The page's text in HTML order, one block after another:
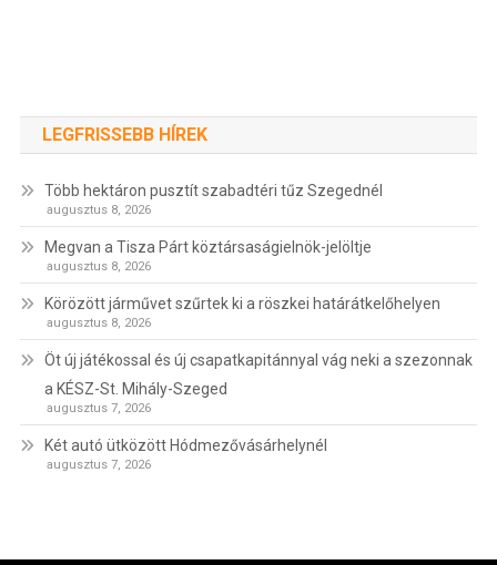
LEGFRISSEBB HÍREK
Több hektáron pusztít szabadtéri tűz Szegednél
augusztus 8, 2026
Megvan a Tisza Párt köztársaságielnök-jelöltje
augusztus 8, 2026
Körözött járművet szűrtek ki a röszkei határátkelőhelyen
augusztus 8, 2026
Öt új játékossal és új csapatkapitánnyal vág neki a szezonnak
a KÉSZ-St. Mihály-Szeged
augusztus 7, 2026
Két autó ütközött Hódmezővásárhelynél
augusztus 7, 2026